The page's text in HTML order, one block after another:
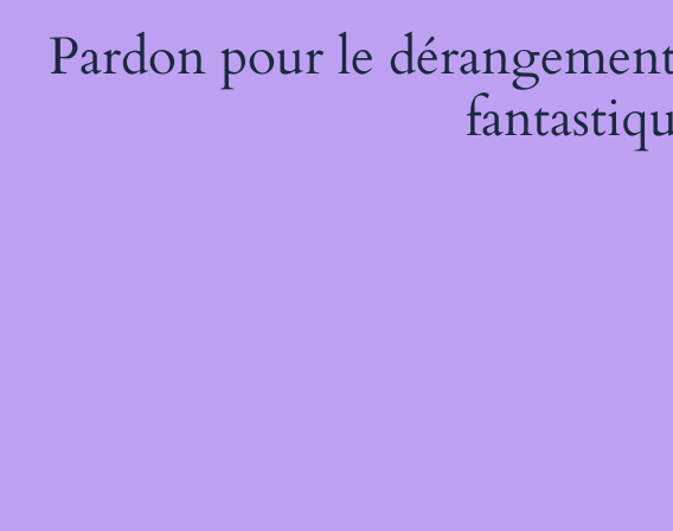
Pardon pour le